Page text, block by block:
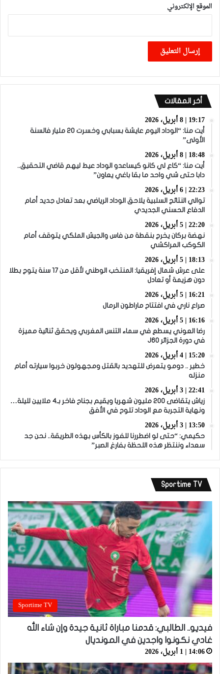
الموقع الإلكتروني
أخر المقالات
19:17 | 8 أبريل، 2026
أيت منا: “الوداد اليوم عايشة بسبابي وخسرت 20 مليار فالسنة
الأولى”
18:48 | 8 أبريل، 2026
أيت منا: “كاع لي كانو كيساعدو الوداد عيط ليهم قاضي التحقيق..
دابا حتى شي واحد ما بقا باغي يعاون”
22:23 | 6 أبريل، 2026
توالي النتائج السلبية يلاحق الوداد الرياضي بعد تعادل جديد أمام
الدفاع الحسني الجديدي
22:20 | 5 أبريل، 2026
نهضة بركان يخرج بنقطة من فاس والجيش الملكي يتوقف أمام
الكوكب المراكشي
18:13 | 5 أبريل، 2026
على عرش شمال إفريقيا: المنتخب الوطني لأقل من 17 سنة يتوج بطلا
دون هزيمة أو تعادل
16:21 | 5 أبريل، 2026
صراع ناري في افتتاح ماراطون الرمال
16:16 | 5 أبريل، 2026
رضا العوني يسطع في سماء التنس المغربي ويحقق ثنائية مميزة
في دورة الجزائر J60
15:20 | 4 أبريل، 2026
خطير .. دومو يتعرض للتهديد بالقتل ومجهولون خربوا سيارته أمام
منزله
22:41 | 3 أبريل، 2026
زياش يتقاضى 200 مليون شهريا ويقيم بجناح فاخر بـ4 ملايين لليلة…
ونهاية التجربة مع الوداد تلوح في الأفق
13:50 | 3 أبريل، 2026
حكيمي: “حتى لو اضطررنا للفوز بالكأس بهذه الطريقة.. نحن جد
سعداء وننتظر هذه اللحظة بفارغ الصبر”
Sportime TV
Sportime TV
فيديو.. الطالبي: قدمنا مباراة ثانية جيدة وإن شاء الله
غادي نكونوا واجدين في المونديال
14:06 | 1 أبريل، 2026